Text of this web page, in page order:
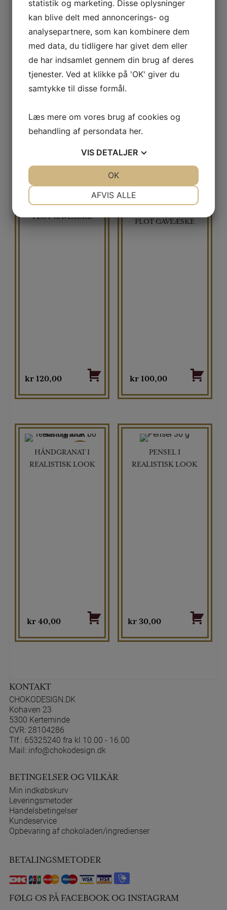
gave, der kombinerer passion for biler med
den søde fornøjelse af chokolade. 🍬
Hvor længe holder chokoladen sig?
Mindst 12 – 24 måneder efter købet
samme.
Vægt :180 gr.
HAVEREDSKABER I
FLOT GAVEÆSKE
kr120,00
FLOT GAVEÆSKE
kr100,00
TILBUD
HÅNDGRANAT I
REALISTISK LOOK
kr40,00
PENSEL I
REALISTISK LOOK
kr30,00
KONTAKT
CHOKODESIGN.DK
Kohaven 23
5300 Kerteminde
CVR: 28104286
Tlf.: 65325240 fra kl 10.00 - 16.00
Mail: info@chokodesign.dk
BETINGELSER OG VILKÅR
Min indkøbskurv
Leveringsmetoder
Handelsbetingelser
Kundeservice
Opbevaring af chokoladen/ingredienser
BETALINGSMETODER
FØLG OS PÅ FACEBOOK OG INSTAGRAM
statistik og marketing. Disse oplysninger
kan blive delt med annoncerings- og
analysepartnere, som kan kombinere dem
med data, du tidligere har givet dem eller
de har indsamlet gennem din brug af deres
tjenester. Ved at klikke på 'OK' giver du
samtykke til disse formål.
Læs mere om vores brug af cookies og
behandling af persondata her.
VIS DETALJER
STATISTIK
AFVIS ALLE
OK